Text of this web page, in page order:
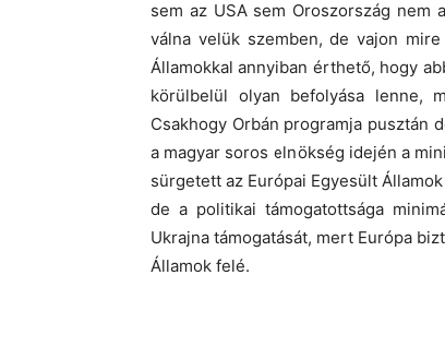
sem az USA sem Oroszország nem
válna velük szemben, de vajon
Államokkal annyiban érthető, hogy
körülbelül olyan befolyása lenne,
Csakhogy Orbán programja pusztán
a magyar soros elnökség idején a
sürgetett az Európai Egyesült
de a politikai támogatottsága
Ukrajna támogatását, mert Európa
Államok felé.